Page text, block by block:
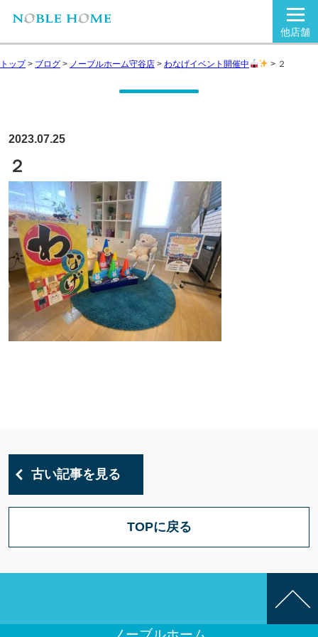
他店舗
トップ> ブログ > ノーブルホーム守谷店 > わなげイベント開催中 > ２
2023.07.25
２
古い記事を見る
TOPに戻る